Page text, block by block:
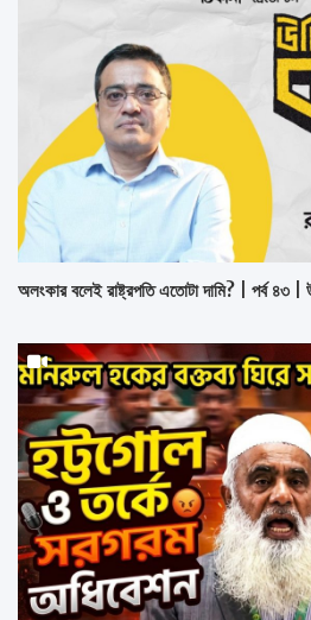
অলংকার বলেই রাষ্ট্রপতি এতোটা দামি? | পর্ব ৪৩ |